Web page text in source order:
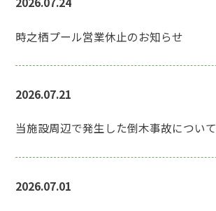
時之栖プール営業休止のお知らせ
2026.07.21
当施設周辺で発生した倒木事故について
2026.07.01